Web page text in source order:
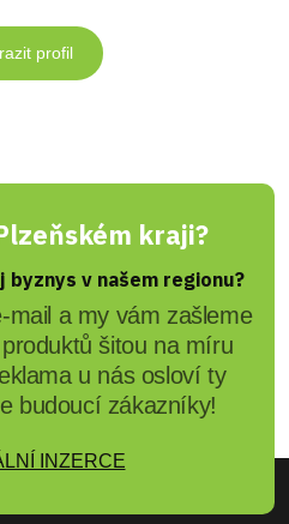
profil
kraji?
v našem regionu?
mail a my vám zašleme
šitou na míru
u nás osloví ty
budoucí zákazníky!
INZERCE